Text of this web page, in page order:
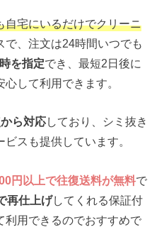
自宅にいるだけでクリーニ
で、注文は24時間いつでも
を指定でき、最短2日後に
して利用できます。
ら対応しており、シミ抜き
スも提供しています。
円以上で往復送料が無料で
再仕上げしてくれる保証付
利用できるのでおすすめで